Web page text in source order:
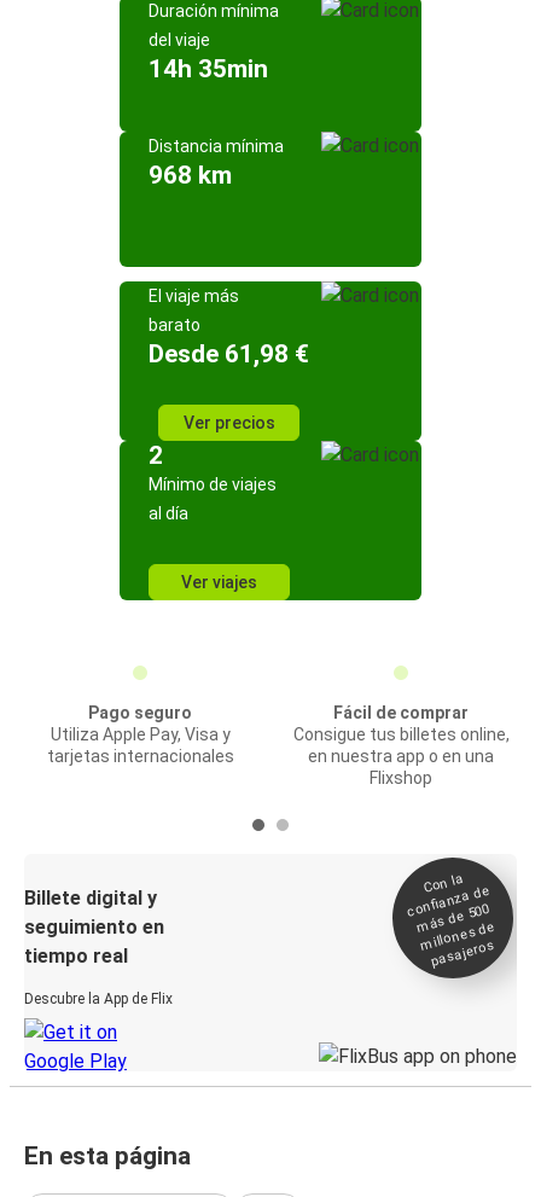
Duración mínima
del viaje
14h 35min
Distancia mínima
968 km
El viaje más
barato
Desde 61,98 €
Ver precios
2
Mínimo de viajes
al día
Ver viajes
Pago seguro
Utiliza Apple Pay, Visa y
tarjetas internacionales
Fácil de comprar
Consigue tus billetes online,
en nuestra app o en una
Flixshop
Billete digital y
seguimiento en
tiempo real
Descubre la App de Flix
Con la
confianza de
más de 500
millones de
pasajeros
En esta página